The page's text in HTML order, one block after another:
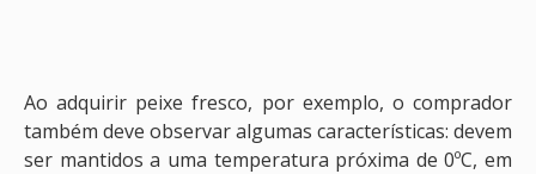
Ao adquirir peixe fresco, por exemplo, o comprador
também deve observar algumas características: devem
ser mantidos a uma temperatura próxima de 0ºC, em